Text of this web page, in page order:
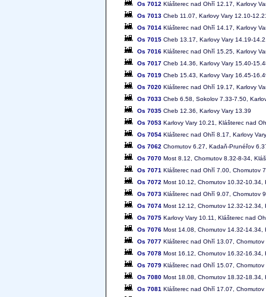
Os 7012 Klášterec nad Ohří 12.17, Karlovy
Os 7013 Cheb 11.07, Karlovy Vary 12.10-
Os 7014 Klášterec nad Ohří 14.17, Karlovy
Os 7015 Cheb 13.17, Karlovy Vary 14.19-
Os 7016 Klášterec nad Ohří 15.25, Karlovy
Os 7017 Cheb 14.36, Karlovy Vary 15.40-
Os 7019 Cheb 15.43, Karlovy Vary 16.45-
Os 7020 Klášterec nad Ohří 19.17, Karlovy
Os 7033 Cheb 6.58, Sokolov 7.33-7.50,
Os 7035 Cheb 12.36, Karlovy Vary 13.39
Os 7053 Karlovy Vary 10.21, Klášterec nad
Os 7054 Klášterec nad Ohří 8.17, Karlovy
Os 7062 Chomutov 6.27, Kadaň-Prunéřov
Os 7070 Most 8.12, Chomutov 8.32-8-34,
Os 7071 Klášterec nad Ohří 7.00, Chomutov
Os 7072 Most 10.12, Chomutov 10.32-10.34,
Os 7073 Klášterec nad Ohří 9.07, Chomutov
Os 7074 Most 12.12, Chomutov 12.32-12.34,
Os 7075 Karlovy Vary 10.11, Klášterec nad
Os 7076 Most 14.08, Chomutov 14.32-14.34,
Os 7077 Klášterec nad Ohří 13.07,
Os 7078 Most 16.12, Chomutov 16.32-16.34,
Os 7079 Klášterec nad Ohří 15.07,
Os 7080 Most 18.08, Chomutov 18.32-18.34,
Os 7081 Klášterec nad Ohří 17.07,